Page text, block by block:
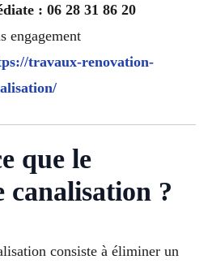
: 06 28 31 86 20
engagement
travaux-renovation-
que le
canalisation ?
consiste à éliminer un